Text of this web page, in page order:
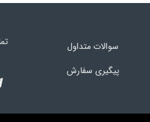
سوالات متداول
پیگیری سفارش